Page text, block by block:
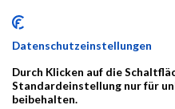
8223
Land Österreich
Triathlon
Kontakt
Datenschutzeinstellungen
Durch Klicken auf die
Standardeinstellung nur für
beibehalten.